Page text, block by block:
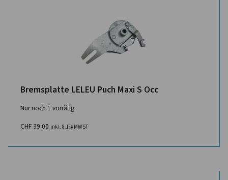
Bremsplatte LELEU Puch Maxi S Occ
Nur noch 1 vorrätig
CHF39.00 inkl. 8.1% MWST